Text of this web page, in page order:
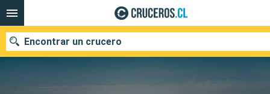
Encontrar un crucero